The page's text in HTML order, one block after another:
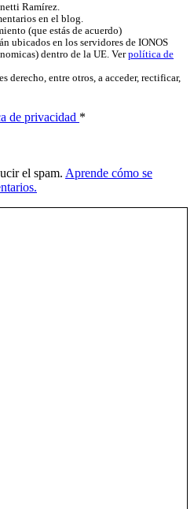
Ramírez.
en el blog.
(que estás de acuerdo)
ubicados en los servidores de IONOS
dentro de la UE. Verpolítica de
derecho, entre otros, a acceder, rectificar,
de privacidad *
el spam. Aprende cómo se